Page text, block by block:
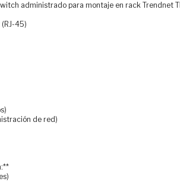
administrado para montaje en rack Trendnet
45)
de red)